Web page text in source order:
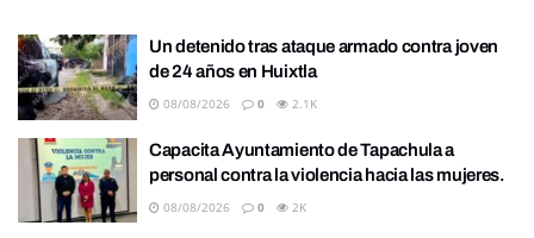
Un detenido tras ataque armado contra joven
de 24 años en Huixtla
08/08/2026 0 2.1K
Capacita Ayuntamiento de Tapachula a
personal contra la violencia hacia las mujeres.
08/08/2026 0 2K